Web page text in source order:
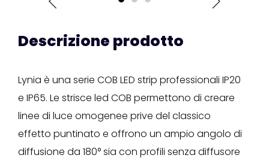
Descrizione prodotto
Lynia è una serie COB LED strip professionali IP20
e IP65. Le strisce led COB permettono di creare
linee di luce omogenee prive del classico
effetto puntinato e offrono un ampio angolo di
diffusione da 180° sia con profili senza diffusore